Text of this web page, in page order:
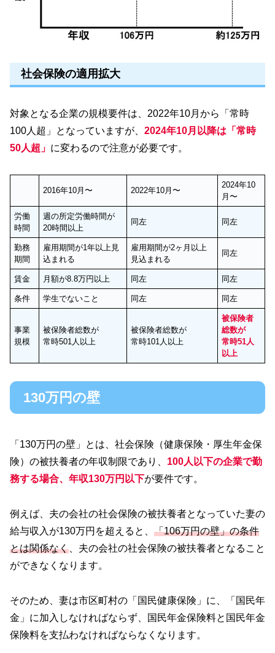
社会保険の適用拡大
対象となる企業の規模要件は、2022年10月から「常時
100人超」となっていますが、 2024年10月以降は「常時
50人超」 に変わるので注意が必要です。
2016年10月〜 2022年10月〜
2024年10
月〜
労働
時間
週の所定労働時間が
20時間以上
同左 同左
勤務
期間
雇用期間が1年以上見
込まれる
雇用期間が2ヶ月以上
見込まれる
同左
賃金 月額が8.8万円以上 同左 同左
条件 学生でないこと 同左 同左
事業
規模
被保険者総数が
常時501人以上
被保険者総数が
常時101人以上
被保険者
総数が
常時51人
以上
130万円の壁
「130万円の壁」とは、社会保険（健康保険・厚生年金保
険）の被扶養者の年収制限であり、 100人以下の企業で勤
務する場合、年収130万円以下が要件です。
例えば、夫の会社の社会保険の被扶養者となっていた妻の
給与収入が130万円を超えると、 「106万円の壁」の条件
とは関係なく 、夫の会社の社会保険の被扶養者となること
ができなくなります。
そのため、妻は市区町村の「国民健康保険」に、「国民年
金」に加入しなければならず、国民年金保険料と国民年金
保険料を支払わなければならなくなります。